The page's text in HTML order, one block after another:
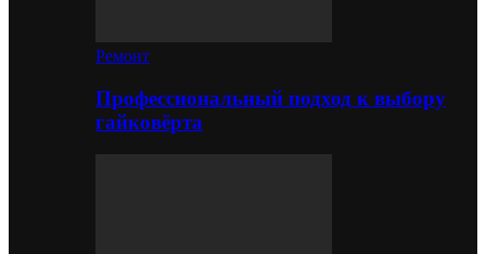
Ремонт
Профессиональный подход к выбору
гайковёрта